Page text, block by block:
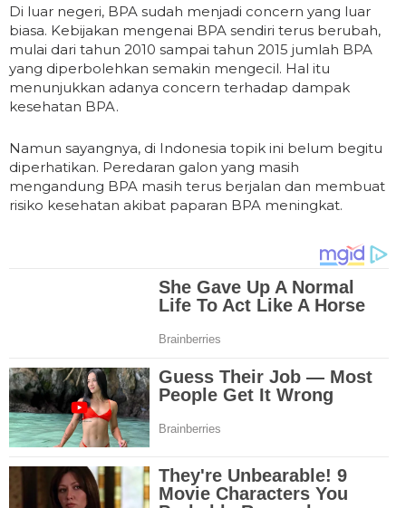
Di luar negeri, BPA sudah menjadi concern yang luar
biasa. Kebijakan mengenai BPA sendiri terus berubah,
mulai dari tahun 2010 sampai tahun 2015 jumlah BPA
yang diperbolehkan semakin mengecil. Hal itu
menunjukkan adanya concern terhadap dampak
kesehatan BPA.
Namun sayangnya, di Indonesia topik ini belum begitu
diperhatikan. Peredaran galon yang masih
mengandung BPA masih terus berjalan dan membuat
risiko kesehatan akibat paparan BPA meningkat.